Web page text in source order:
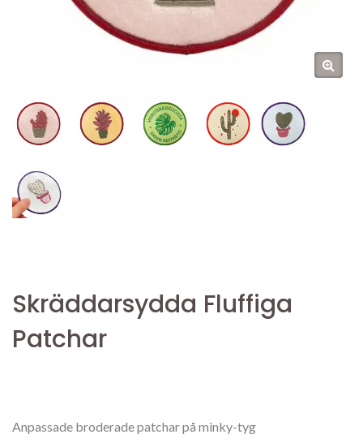
Skräddarsydda Fluffiga
Patchar
Anpassade broderade patchar på minky-tyg